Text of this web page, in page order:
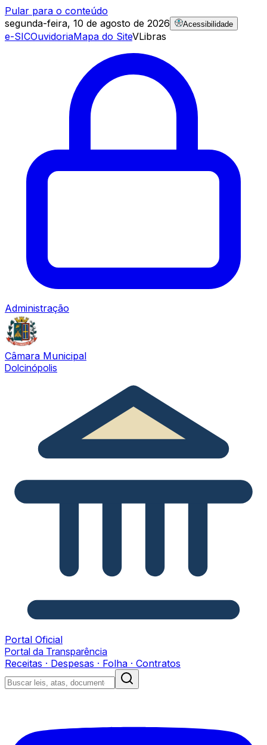
Pular para o conteúdo
segunda-feira, 10 de agosto de 2026
Acessibilidade
e-SICOuvidoriaMapa do SiteVLibras
Administração
Câmara Municipal
Dolcinópolis
Portal Oficial
Portal da Transparência
Receitas · Despesas · Folha · Contratos